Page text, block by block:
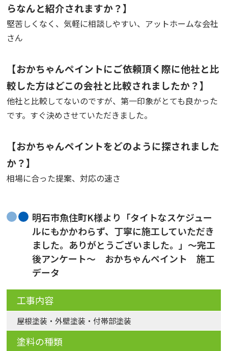
らなんと紹介されますか？】
堅苦しくなく、気軽に相談しやすい、アットホームな会社
さん
【おかちゃんペイントにご依頼頂く際に他社と比
較した方はどこの会社と比較されましたか？】
他社と比較してないのですが、第一印象がとても良かった
です。すぐ決めさせていただきました。
【おかちゃんペイントをどのように探されました
か？】
相場に合った提案、対応の速さ
明石市魚住町K様より「タイトなスケジュー
ルにもかかわらず、丁寧に施工していただき
ました。ありがとうございました。」～完工
後アンケート～ おかちゃんペイント 施工
データ
工事内容
屋根塗装・外壁塗装・付帯部塗装
塗料の種類